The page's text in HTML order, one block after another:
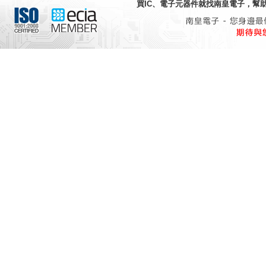
買IC、電子元器件就找南皇電子 ，幫